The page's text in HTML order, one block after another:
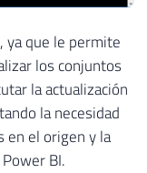
ya que le permite
los conjuntos
la actualización
la necesidad
en el origen y la
BI.